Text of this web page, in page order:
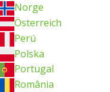
Norge
Österreich
Perú
Polska
Portugal
România